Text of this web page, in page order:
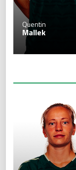
Quentin
Mallek